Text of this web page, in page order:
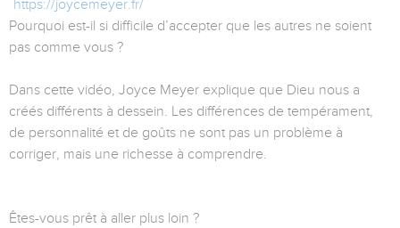
https://joycemeyer.fr/
Pourquoi est-il si difficile d’accepter que les autres ne soient
pas comme vous ?
Dans cette vidéo, Joyce Meyer explique que Dieu nous a
créés différents à dessein. Les différences de tempérament,
de personnalité et de goûts ne sont pas un problème à
corriger, mais une richesse à comprendre.
Êtes-vous prêt à aller plus loin ?